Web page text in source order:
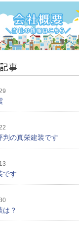
事
判の真栄建装です
です
は？